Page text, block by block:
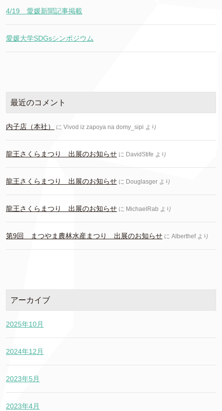
4/19 愛媛新聞記事掲載
愛媛大学SDGsシンポジウム
最近のコメント
内子店（本社） に Vivod iz zapoya na domy_sipi より
龍王さくらまつり 出展のお知らせ に DavidStife より
龍王さくらまつり 出展のお知らせ に Douglasger より
龍王さくらまつり 出展のお知らせ に MichaelRab より
第9回 まつやま農林水産まつり 出展のお知らせ に Alberthefより
アーカイブ
2025年10月
2024年12月
2023年5月
2023年4月